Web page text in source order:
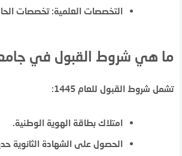
التخصصات العلمية: تخصصات
ما هي شروط القبول في
تشمل شروط القبول للعام 1445:
امتلاك بطاقة الهوية الوطنية.
الحصول على الشهادة الثانوية